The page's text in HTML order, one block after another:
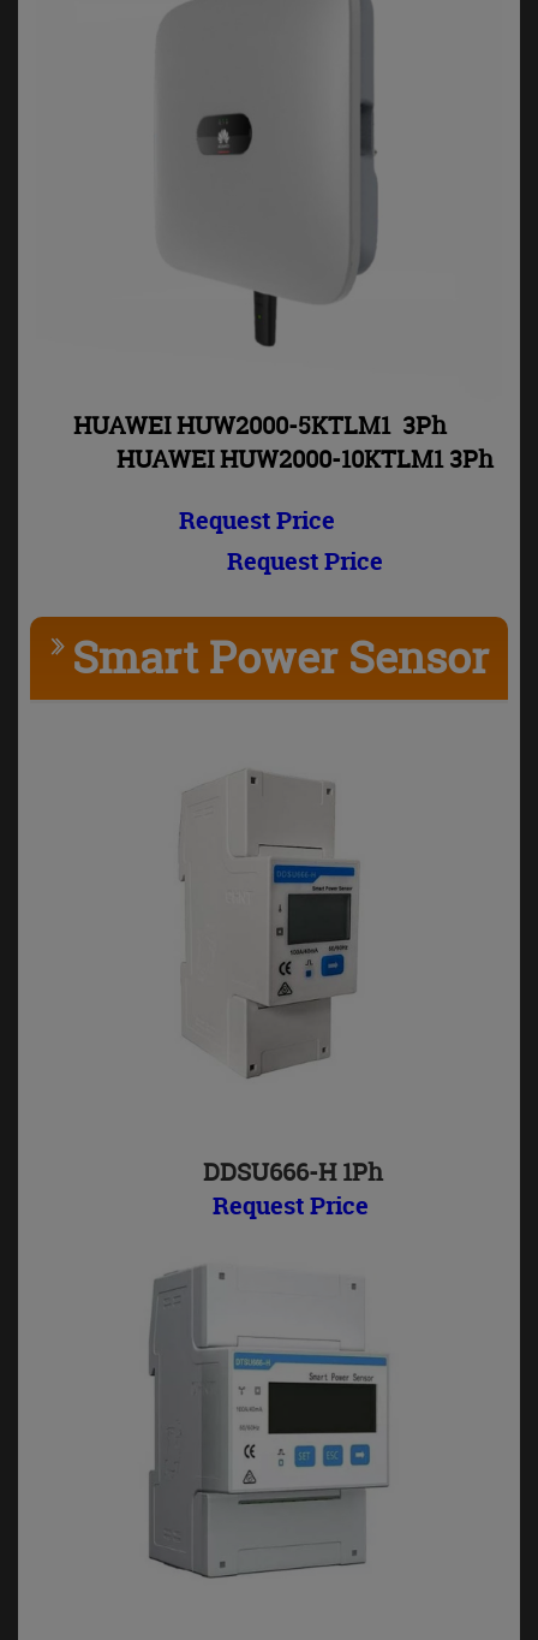
HUAWEI HUW2000-5KTLM1 3Ph
HUAWEI HUW2000-10KTLM1 3Ph
Request Price
Request Price
Smart Power Sensor
DDSU666-H 1Ph
Request Price